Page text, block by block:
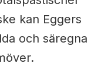
kan Eggers
och säregna